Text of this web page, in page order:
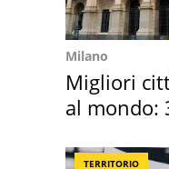
Milano
Migliori
al mondo:
TERRITORIO